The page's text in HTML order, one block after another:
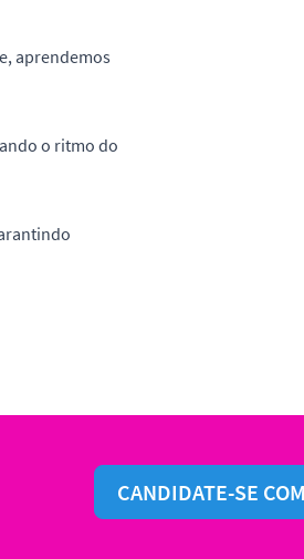
aprendemos
o ritmo do
CANDIDATE-SE COM